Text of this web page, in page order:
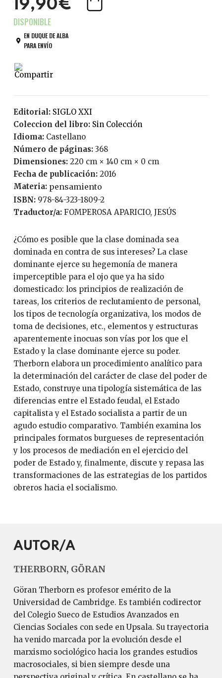
19,90€
EN DUQUE DE ALBA
PARA ENVÍO
Editorial:
SIGLO XXI
Coleccion del libro:
Sin Colección
Idioma:
Castellano
Número de páginas:
368
Dimensiones: 220 cm × 140 cm × 0 cm
Fecha de publicación:
2016
Materia: pensamiento
ISBN:
978-84-323-1809-2
Traductor/a:
FOMPEROSA APARICIO, JESÚS
¿Cómo es posible que la clase dominada sea
dominada en contra de sus intereses? La clase
dominante ejerce su hegemonía de manera
imperceptible para el ojo que ya ha sido
domesticado: los principios de realización de
tareas, los criterios de reclutamiento de personal,
los tipos de tecnología organizativa, los modos de
toma de decisiones, etc., elementos y estructuras
aparentemente inocuas son vías por los que el
Estado y la clase dominante ejerce su poder.
Therborn elabora un procedimiento analítico para
la determinación del carácter de clase del poder de
Estado, construye una tipología sistemática de las
diferencias entre el Estado feudal, el Estado
capitalista y el Estado socialista a partir de un
agudo estudio comparativo. También examina los
principales formatos burgueses de representación
y los procesos de mediación en el ejercicio del
poder de Estado y, finalmente, discute y repasa las
transformaciones de las estrategias de los partidos
obreros hacia el socialismo.
AUTOR/A
THERBORN, GÖRAN
Göran Therborn es profesor emérito de la
Universidad de Cambridge. Es también codirector
del Colegio Sueco de Estudios Avanzados en
Ciencias Sociales con sede en Upsala. Su trayectoria
ha venido marcada por la evolución desde el
marxismo sociológico hacia los grandes estudios
macrosociales, si bien siempre desde una